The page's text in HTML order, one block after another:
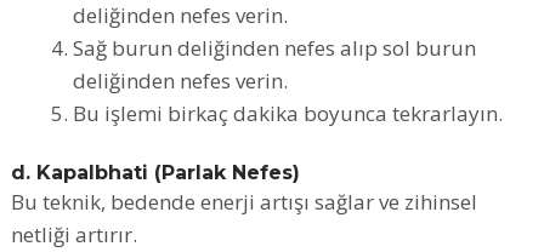
deliğinden nefes verin.
Sağ burun deliğinden nefes alıp sol burun
deliğinden nefes verin.
Bu işlemi birkaç dakika boyunca tekrarlayın.
d. Kapalbhati (Parlak Nefes)
Bu teknik, bedende enerji artışı sağlar ve zihinsel
netliği artırır.